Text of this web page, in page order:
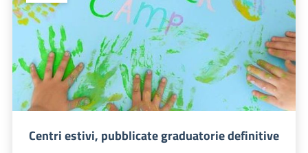
Centri estivi, pubblicate graduatorie definitive